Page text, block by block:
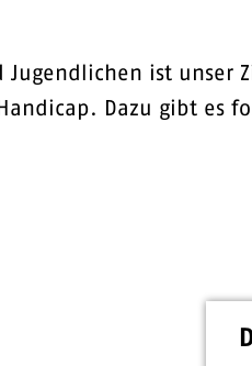
ist unser
Dazu gibt es